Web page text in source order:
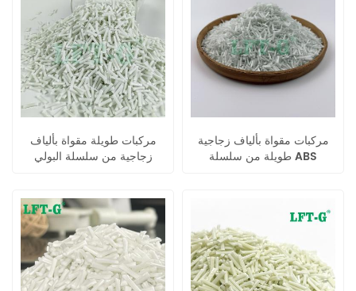
مركبات طويلة مقواة بألياف
زجاجية من سلسلة البولي
مركبات مقواة بألياف زجاجية
طويلة من سلسلة ABS